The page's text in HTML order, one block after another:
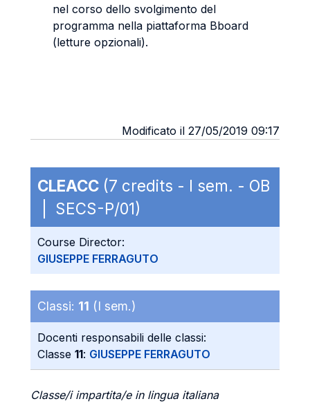
nel corso dello svolgimento del
programma nella piattaforma Bboard
(letture opzionali).
Modificato il 27/05/2019 09:17
CLEACC (7 credits - I sem. - OB
| SECS-P/01)
Course Director:
GIUSEPPE FERRAGUTO
Classi: 11 (I sem.)
Docenti responsabili delle classi:
Classe 11: GIUSEPPE FERRAGUTO
Classe/i impartita/e in lingua italiana